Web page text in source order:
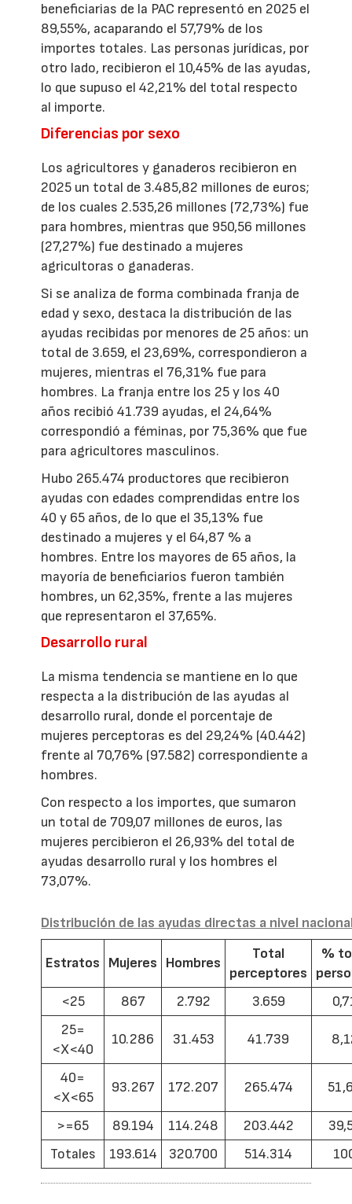
beneficiarias de la PAC representó en 2025 el
89,55%, acaparando el 57,79% de los
importes totales. Las personas jurídicas, por
otro lado, recibieron el 10,45% de las ayudas,
lo que supuso el 42,21% del total respecto
al importe.
Diferencias por sexo
Los agricultores y ganaderos recibieron en
2025 un total de 3.485,82 millones de euros;
de los cuales 2.535,26 millones (72,73%) fue
para hombres, mientras que 950,56 millones
(27,27%) fue destinado a mujeres
agricultoras o ganaderas.
Si se analiza de forma combinada franja de
edad y sexo, destaca la distribución de las
ayudas recibidas por menores de 25 años: un
total de 3.659, el 23,69%, correspondieron a
mujeres, mientras el 76,31% fue para
hombres. La franja entre los 25 y los 40
años recibió 41.739 ayudas, el 24,64%
correspondió a féminas, por 75,36% que fue
para agricultores masculinos.
Hubo 265.474 productores que recibieron
ayudas con edades comprendidas entre los
40 y 65 años, de lo que el 35,13% fue
destinado a mujeres y el 64,87 % a
hombres. Entre los mayores de 65 años, la
mayoría de beneficiarios fueron también
hombres, un 62,35%, frente a las mujeres
que representaron el 37,65%.
Desarrollo rural
La misma tendencia se mantiene en lo que
respecta a la distribución de las ayudas al
desarrollo rural, donde el porcentaje de
mujeres perceptoras es del 29,24% (40.442)
frente al 70,76% (97.582) correspondiente a
hombres.
Con respecto a los importes, que sumaron
un total de 709,07 millones de euros, las
mujeres percibieron el 26,93% del total de
ayudas desarrollo rural y los hombres el
73,07%.
Distribución de las ayudas directas a nivel
Estratos Mujeres Hombres
Total
perceptores
%
<25
867 2.792 3.659
25=
<X<40
10.286 31.453 41.739
40=
<X<65
93.267 172.207 265.474
>=65 89.194 114.248 203.442
Totales
193.614 320.700 514.314